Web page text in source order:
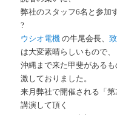
弊社のスタッフ6名と参加
?
ウシオ電機 の牛尾会長、
は大変素晴らしいもので、
沖縄まで来た甲斐がある
激しておりました。
来月弊社で開催される「第
講演して頂く